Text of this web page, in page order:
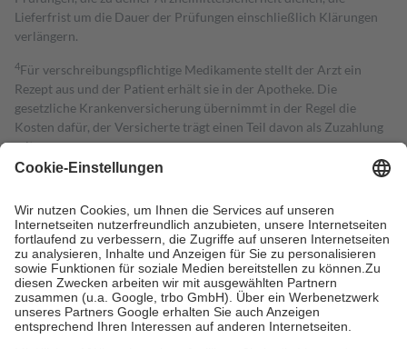
Lieferfrist um die Dauer der Prüfungen einschließlich Klärungen
verlängern.
4Für verschreibungspflichtige Medikamente stellt der Arzt ein
Rezept aus und der Patient erhält sie in der Apotheke. Die
gesetzliche Krankenversicherung übernimmt in der Regel die
Kosten dafür, der Versicherte trägt einen Teil davon als Zuzahlung
mit.
Grundsätzlich leisten Mitglieder Zuzahlungen in Höhe von zehn
höchstens zehn Euro.
Es sind jedoch nie mehr als die tatsächlichen
Kosten der Leistung zu entrichten.
Diese Regeln gelten grundsätzlich auch für Online-Apotheken.
Bei Heilmitteln und häuslicher Krankenpflege beträgt die
Zuzahlung zehn Prozent der Kosten sowie zehn Euro je
Verordnung.
Um das Engagement der Versicherten für ihre eigene Gesundheit zu
stärken und die besondere Stellung der Familie zu unterstützen,